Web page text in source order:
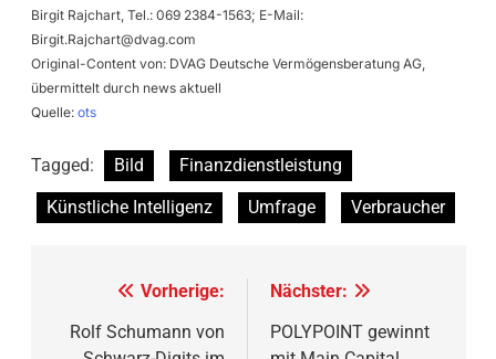
Birgit Rajchart, Tel.: 069 2384-1563; E-Mail:
Birgit.Rajchart@dvag.com
Original-Content von: DVAG Deutsche Vermögensberatung AG,
übermittelt durch news aktuell
Quelle: ots
Tagged: Bild
Finanzdienstleistung
Künstliche Intelligenz
Umfrage Verbraucher
Beitragsnavigation
Vorherige:
Rolf Schumann von
Nächster:
POLYPOINT gewinnt